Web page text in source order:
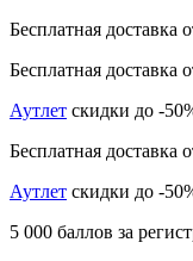
Бесплатная доставка
Бесплатная доставка
Аутлет скидки до -
Бесплатная доставка
Аутлет скидки до -
5 000 баллов за